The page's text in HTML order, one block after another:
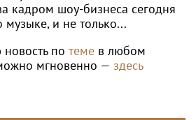
уступила Лейле
круге WTA 1000